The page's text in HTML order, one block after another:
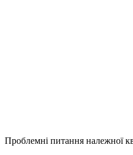
Проблемні питання належної